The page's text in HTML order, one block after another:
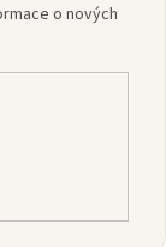
o nových